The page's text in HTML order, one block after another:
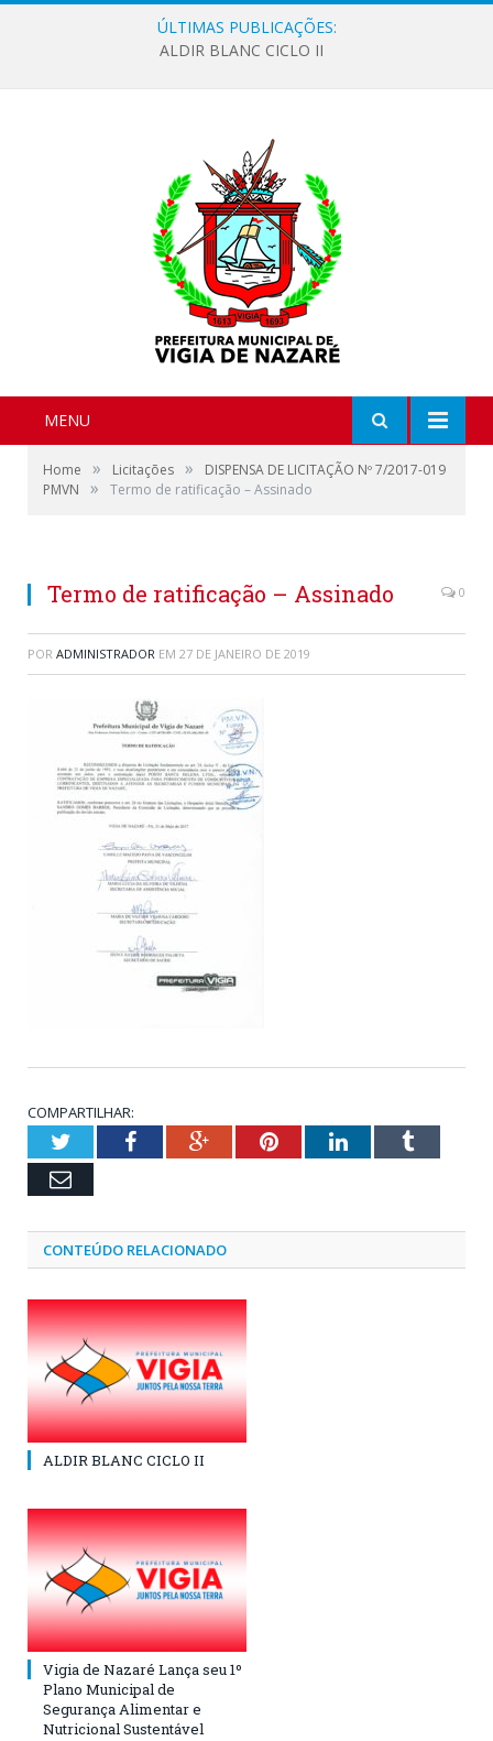
ÚLTIMAS PUBLICAÇÕES:
ALDIR BLANC CICLO II
MENU
Home » Licitações »
DISPENSA DE LICITAÇÃO Nº 7/2017-019
PMVN
» Termo de ratificação – Assinado
Termo de ratificação – Assinado 0
POR ADMINISTRADOR EM 27 DE JANEIRO DE 2019
COMPARTILHAR:
TwitterFacebookGoogle+PinterestLinkedInTumblr
Email
CONTEÚDO RELACIONADO
ALDIR BLANC CICLO II
Vigia de Nazaré Lança seu 1º
Plano Municipal de
Segurança Alimentar e
Nutricional Sustentável